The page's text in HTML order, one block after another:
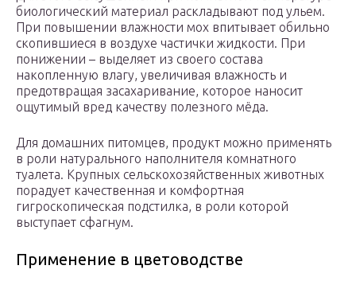
биологический материал раскладывают под ульем.
При повышении влажности мох впитывает обильно
скопившиеся в воздухе частички жидкости. При
понижении – выделяет из своего состава
накопленную влагу, увеличивая влажность и
предотвращая засахаривание, которое наносит
ощутимый вред качеству полезного мёда.
Для домашних питомцев, продукт можно применять
в роли натурального наполнителя комнатного
туалета. Крупных сельскохозяйственных животных
порадует качественная и комфортная
гигроскопическая подстилка, в роли которой
выступает сфагнум.
Применение в цветоводстве